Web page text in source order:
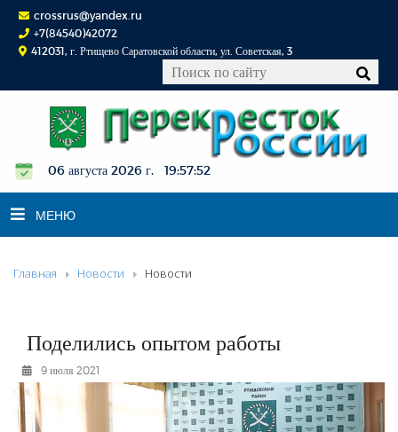
crossrus@yandex.ru
+7(84540)42072
412031, г. Ртищево Саратовской области, ул. Советская, 3
06 августа 2026 г. 19:57:53
МЕНЮ
НОВОСТИ
К СВЕДЕНИЮ
КОНКУРСЫ
ФОТОРЕПОРТАЖИ
РЕКЛАМОДАТЕЛЯМ
Главная Новости Новости
Поделились опытом работы
9 июля 2021